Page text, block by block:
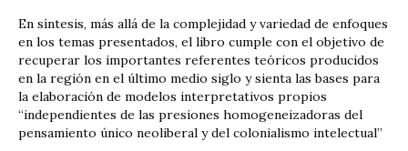
En síntesis, más allá de la complejidad y variedad de enfoques
en los temas presentados, el libro cumple con el objetivo de
recuperar los importantes referentes teóricos producidos
en la región en el último medio siglo y sienta las bases para
la elaboración de modelos interpretativos propios
“independientes de las presiones homogeneizadoras del
pensamiento único neoliberal y del colonialismo intelectual”